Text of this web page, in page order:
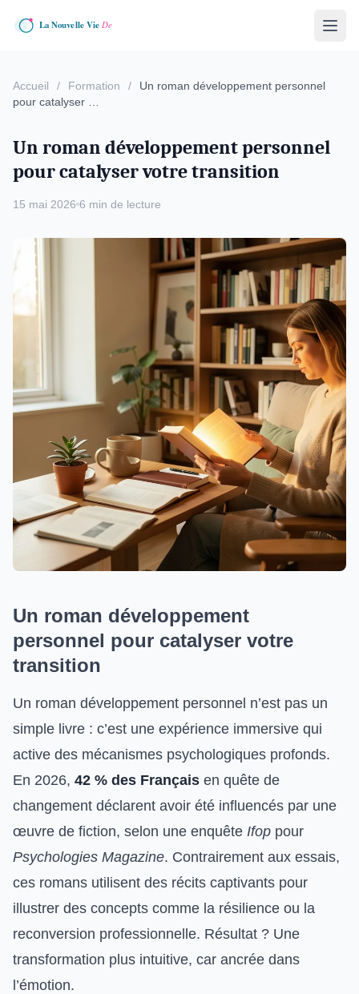
Accueil / Formation /
Un roman développement personnel
pour catalyser …
Un roman développement personnel
pour catalyser votre transition
15 mai 2026 6 min de lecture
Un roman développement
personnel pour catalyser votre
transition
Un roman développement personnel n’est pas un
simple livre : c’est une expérience immersive qui
active des mécanismes psychologiques profonds.
En 2026, 42 % des Français en quête de
changement déclarent avoir été influencés par une
œuvre de fiction, selon une enquête Ifop pour
Psychologies Magazine. Contrairement aux essais,
ces romans utilisent des récits captivants pour
illustrer des concepts comme la résilience ou la
reconversion professionnelle. Résultat ? Une
transformation plus intuitive, car ancrée dans
l’émotion.